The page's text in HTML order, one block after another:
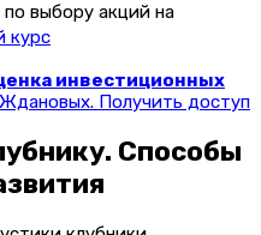
выбору акций на
курс
инвестиционных
Получить доступ
Способы